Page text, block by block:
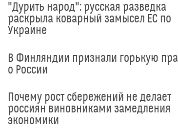
"Дурить народ": русская разведка
раскрыла коварный замысел ЕС по
Украине
В Финляндии признали горькую
о России
Почему рост сбережений не делает
россиян виновниками замедления
экономики